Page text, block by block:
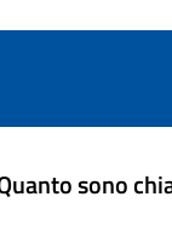
sono